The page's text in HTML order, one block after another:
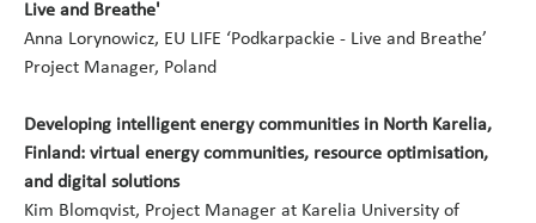
Live and Breathe'
Anna Lorynowicz, EU LIFE ‘Podkarpackie - Live and Breathe’
Project Manager, Poland
Developing intelligent energy communities in North Karelia,
Finland: virtual energy communities, resource optimisation,
and digital solutions
Kim Blomqvist, Project Manager at Karelia University of